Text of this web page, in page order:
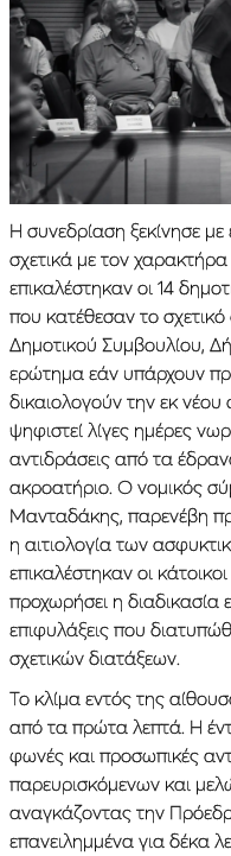
Η συνεδρίαση ξεκίνησε
σχετικά με τον
επικαλέστηκαν οι 14
που κατέθεσαν το
Δημοτικού Συμβουλίου,
ερώτημα εάν υπάρχουν
δικαιολογούν την εκ
ψηφιστεί λίγες ημέρες
αντιδράσεις από τα
ακροατήριο. Ο νομικός
Μανταδάκης, παρενέβη
η αιτιολογία των
επικαλέστηκαν οι
προχωρήσει η διαδικασία
επιφυλάξεις που
σχετικών διατάξεων.
Το κλίμα εντός της
από τα πρώτα λεπτά. Η
φωνές και προσωπικές
παρευρισκόμενων και
αναγκάζοντας την
επανειλημμένα για δέκα